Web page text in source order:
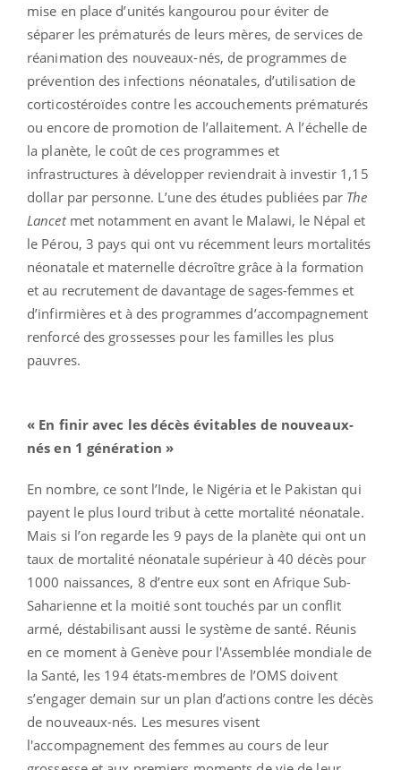
mise en place d’unités kangourou pour éviter de
séparer les prématurés de leurs mères, de services de
réanimation des nouveaux-nés, de programmes de
prévention des infections néonatales, d’utilisation de
corticostéroïdes contre les accouchements prématurés
ou encore de promotion de l’allaitement. A l’échelle de
la planète, le coût de ces programmes et
infrastructures à développer reviendrait à investir 1,15
dollar par personne. L’une des études publiées par The
Lancetmet notamment en avant le Malawi, le Népal et
le Pérou, 3 pays qui ont vu récemment leurs mortalités
néonatale et maternelle décroître grâce à la formation
et au recrutement de davantage de sages-femmes et
d’infirmières et à des programmes d’accompagnement
renforcé des grossesses pour les familles les plus
pauvres.
« En finir avec les décès évitables de nouveaux-
nés en 1 génération »
En nombre, ce sont l’Inde, le Nigéria et le Pakistan qui
payent le plus lourd tribut à cette mortalité néonatale.
Mais si l’on regarde les 9 pays de la planète qui ont un
taux de mortalité néonatale supérieur à 40 décès pour
1000 naissances, 8 d’entre eux sont en Afrique Sub-
Saharienne et la moitié sont touchés par un conflit
armé, déstabilisant aussi le système de santé. Réunis
en ce moment à Genève pour l'Assemblée mondiale de
la Santé, les 194 états-membres de l’OMS doivent
s’engager demain sur un plan d’actions contre les décès
de nouveaux-nés. Les mesures visent
l'accompagnement des femmes au cours de leur